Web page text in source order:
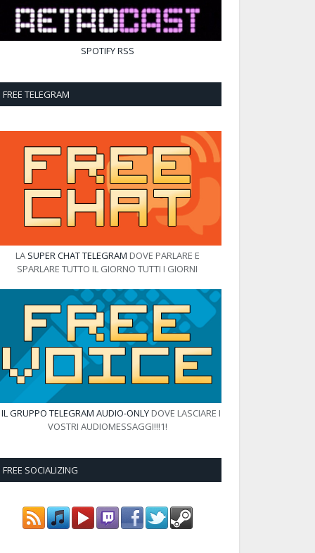
SPOTIFYRSS
FREE TELEGRAM
LA SUPER CHAT TELEGRAM DOVE PARLARE E
SPARLARE TUTTO IL GIORNO TUTTI I GIORNI
IL GRUPPO TELEGRAM AUDIO-ONLYDOVE LASCIARE I
VOSTRI AUDIOMESSAGGI!!!1!
FREE SOCIALIZING